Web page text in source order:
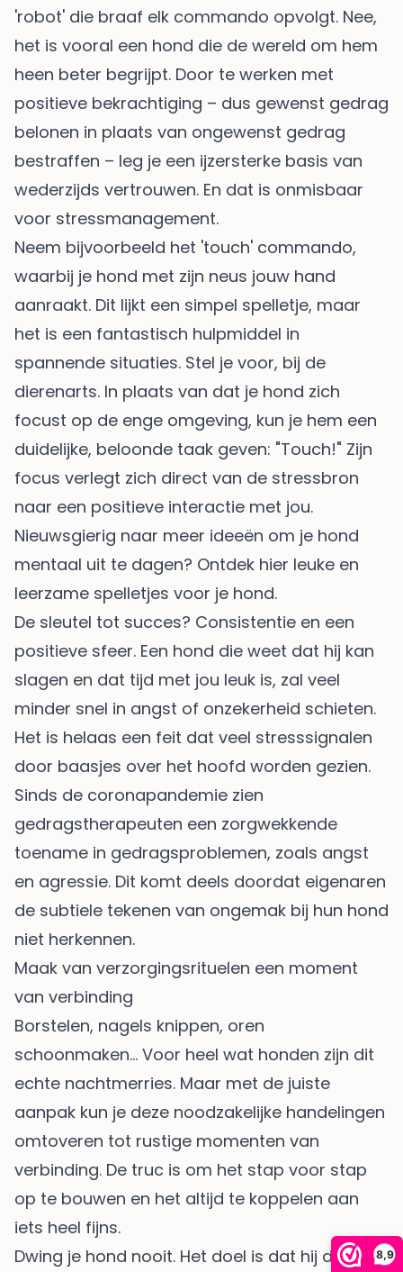
8,9
'robot' die braaf elk commando opvolgt. Nee,
het is vooral een hond die de wereld om hem
heen beter begrijpt. Door te werken met
positieve bekrachtiging – dus gewenst gedrag
belonen in plaats van ongewenst gedrag
bestraffen – leg je een ijzersterke basis van
wederzijds vertrouwen. En dat is onmisbaar
voor stressmanagement.
Neem bijvoorbeeld het 'touch' commando,
waarbij je hond met zijn neus jouw hand
aanraakt. Dit lijkt een simpel spelletje, maar
het is een fantastisch hulpmiddel in
spannende situaties. Stel je voor, bij de
dierenarts. In plaats van dat je hond zich
focust op de enge omgeving, kun je hem een
duidelijke, beloonde taak geven: "Touch!" Zijn
focus verlegt zich direct van de stressbron
naar een positieve interactie met jou.
Nieuwsgierig naar meer ideeën om je hond
mentaal uit te dagen? Ontdek hier leuke en
leerzame spelletjes voor je hond.
De sleutel tot succes? Consistentie en een
positieve sfeer. Een hond die weet dat hij kan
slagen en dat tijd met jou leuk is, zal veel
minder snel in angst of onzekerheid schieten.
Het is helaas een feit dat veel stresssignalen
door baasjes over het hoofd worden gezien.
Sinds de coronapandemie zien
gedragstherapeuten een zorgwekkende
toename in gedragsproblemen, zoals angst
en agressie. Dit komt deels doordat eigenaren
de subtiele tekenen van ongemak bij hun hond
niet herkennen.
Maak van verzorgingsrituelen een moment
van verbinding
Borstelen, nagels knippen, oren
schoonmaken… Voor heel wat honden zijn dit
echte nachtmerries. Maar met de juiste
aanpak kun je deze noodzakelijke handelingen
omtoveren tot rustige momenten van
verbinding. De truc is om het stap voor stap
op te bouwen en het altijd te koppelen aan
iets heel fijns.
Dwing je hond nooit. Het doel is dat hij de